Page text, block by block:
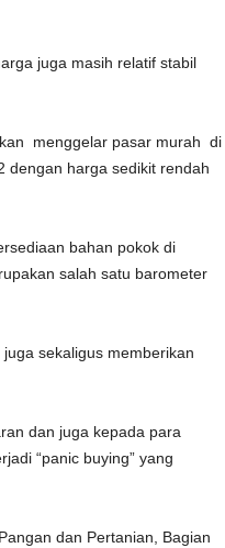
juga masih relatif stabil
menggelar pasar murah di
dengan harga sedikit rendah
bahan pokok di
salah satu barometer
sekaligus memberikan
dan juga kepada para
“panic buying” yang
dan Pertanian, Bagian